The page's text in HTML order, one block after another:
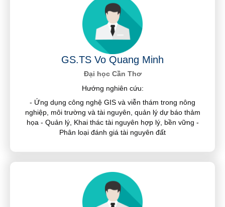
GS.TS Vo Quang Minh
Đại học Cần Thơ
Hướng nghiên cứu:
- Ứng dụng công nghệ GIS và viễn thám trong nông
nghiệp, môi trường và tài nguyên, quản lý dự báo thảm
họa - Quản lý, Khai thác tài nguyên hợp lý, bền vững -
Phân loại đánh giá tài nguyên đất